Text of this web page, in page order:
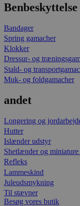
Benbeskyttelse
Bandager
Spring gamacher
Klokker
Dressur- og
Stald- og
Muk- og foldgamacher
andet
Longering og
Hutter
Islænder udstyr
Shetlænder og
Refleks
Lammeskind
Juleudsmykning
Til stævner
Besøg vores butik